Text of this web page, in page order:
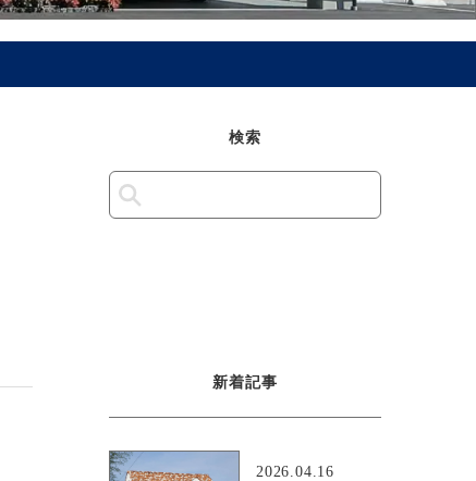
検索
新着記事
2026.04.16